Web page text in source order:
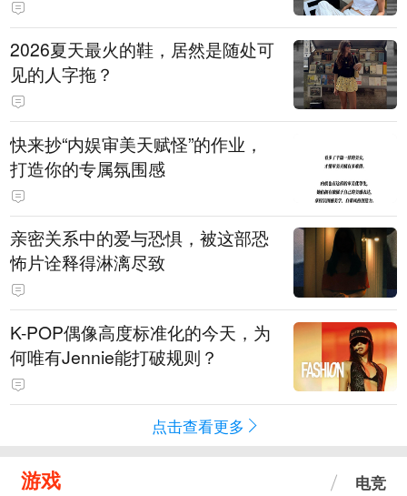
2026夏天最火的鞋，居然是随处可
见的人字拖？
快来抄“内娱审美天赋怪”的作业，
打造你的专属氛围感
亲密关系中的爱与恐惧，被这部恐
怖片诠释得淋漓尽致
K-POP偶像高度标准化的今天，为
何唯有Jennie能打破规则？
点击查看更多
游戏 电竞